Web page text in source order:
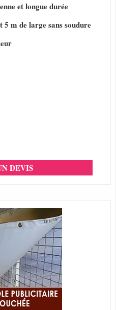
et longue durée
5 m de large sans soudure
DEVIS